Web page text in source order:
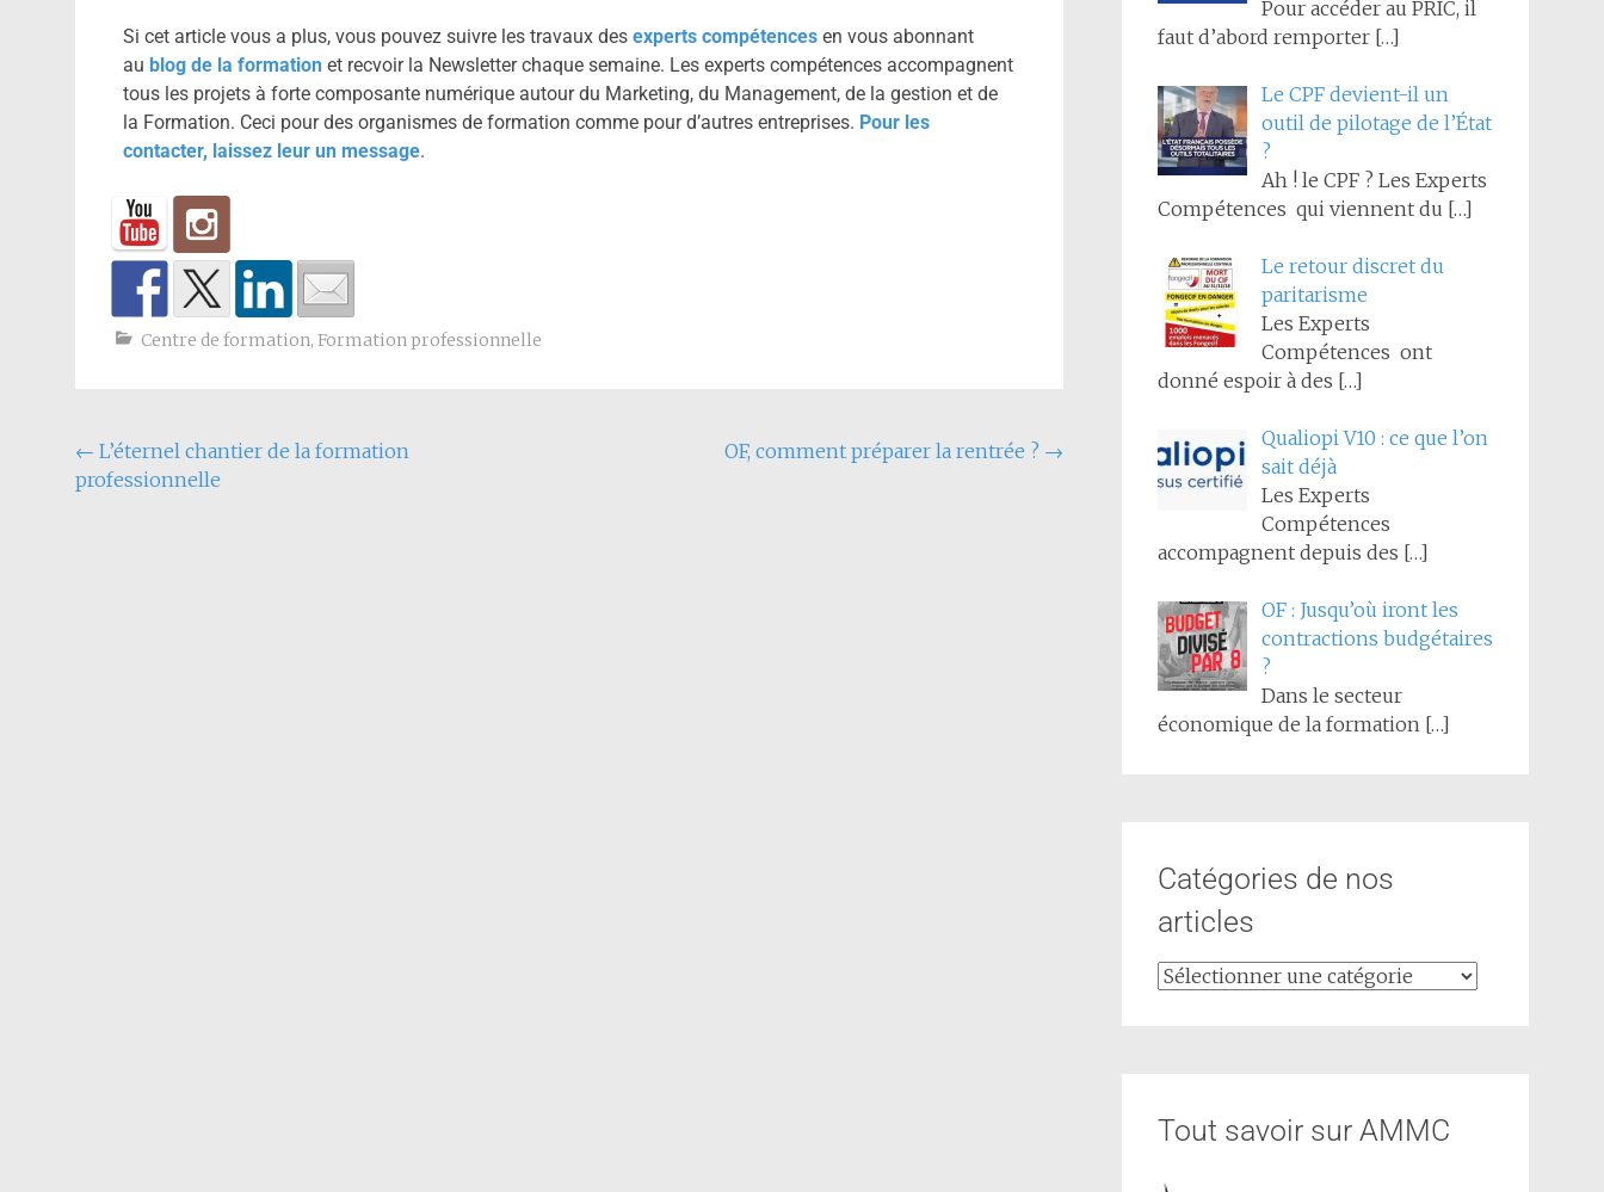
Si cet article vous a plus, vous pouvez suivre les travaux des experts compétences en vous abonnant
au blog de la formation et recvoir la Newsletter chaque semaine. Les experts compétences accompagnent
tous les projets à forte composante numérique autour du Marketing, du Management, de la gestion et de
la Formation. Ceci pour des organismes de formation comme pour d’autres entreprises. Pour les
contacter, laissez leur un message.
Centre de formation, Formation professionnelle
← L’éternel chantier de la formation
professionnelle
OF, comment préparer la rentrée ? →
Pour accéder au PRIC, il
faut d’abord remporter […]
Le CPF devient-il un
outil de pilotage de l’État
?
Ah ! le CPF ? Les Experts
Compétences qui viennent du […]
Le retour discret du
paritarisme
Les Experts
Compétences ont
donné espoir à des […]
Qualiopi V10 : ce que l’on
sait déjà
Les Experts
Compétences
accompagnent depuis des […]
OF : Jusqu’où iront les
contractions budgétaires
?
Dans le secteur
économique de la formation […]
Catégories de nos
articles
Tout savoir sur AMMC